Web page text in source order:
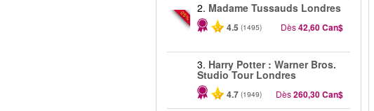
-25%
2. Madame Tussauds Londres
4.5 (1495) Dès42,60 Can$
3. Harry Potter : Warner Bros.
Studio Tour Londres
4.7 (1949) Dès260,30 Can$